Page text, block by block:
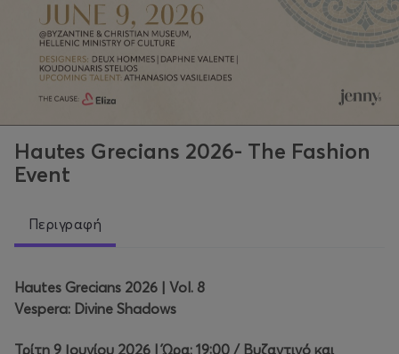
Hautes Grecians 2026- The Fashion
Event
Περιγραφή
Hautes Grecians 2026 | Vol. 8
Vespera: Divine Shadows
Τρίτη 9 Ιουνίου 2026 | Ώρα: 19:00 / Βυζαντινό και